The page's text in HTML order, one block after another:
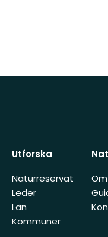
Utforska
Naturreservat
Leder
Län
Kommuner